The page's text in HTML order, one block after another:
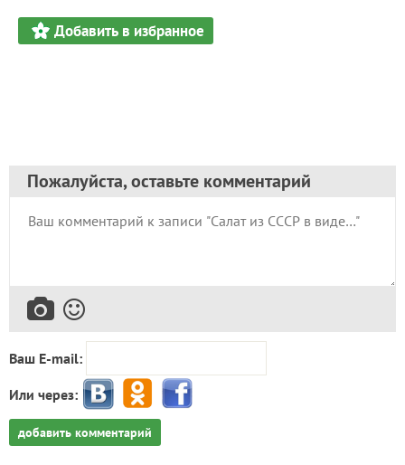
Добавить в избранное
Пожалуйста, оставьте комментарий
Ваш E-mail:
Или через:
добавить комментарий